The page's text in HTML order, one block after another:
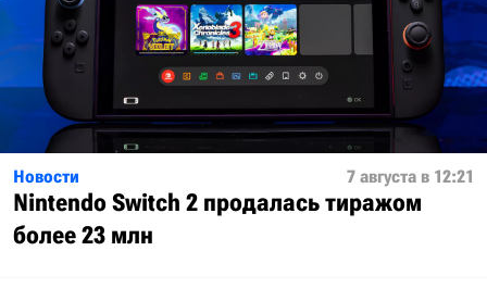
Новости 7 августа в 12:21
Nintendo Switch 2 продалась тиражом
более 23 млн